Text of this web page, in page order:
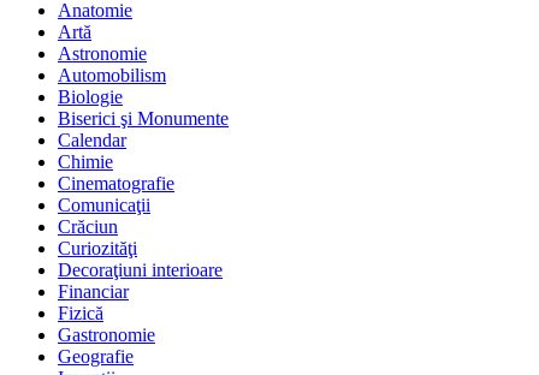
Anatomie
Artă
Astronomie
Automobilism
Biologie
Biserici şi Monumente
Calendar
Chimie
Cinematografie
Comunicaţii
Crăciun
Curiozităţi
Decoraţiuni interioare
Financiar
Fizică
Gastronomie
Geografie